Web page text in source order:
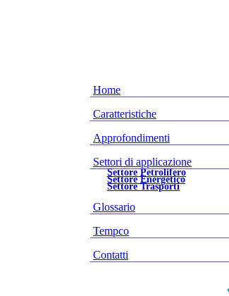
Home
Caratteristiche
Approfondimenti
Settori di applicazione
Settore Petrolifero
Settore Energetico
Settore Trasporti
Glossario
Tempco
Contatti